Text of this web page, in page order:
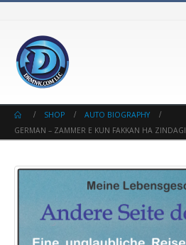
SHOP
AUTO BIOGRAPHY
GERMAN – ZAMMER E KUN FAKKAN HA ZINDAGI